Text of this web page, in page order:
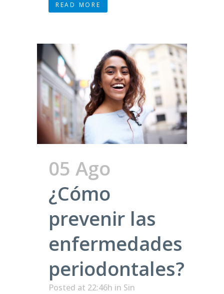
READ MORE
05 Ago
¿Cómo
prevenir las
enfermedades
periodontales?
Posted at 22:46h in Sin